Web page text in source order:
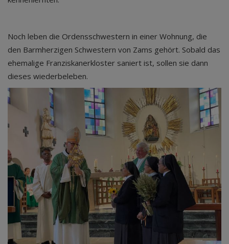
Noch leben die Ordensschwestern in einer Wohnung, die
den Barmherzigen Schwestern von Zams gehört. Sobald das
ehemalige Franziskanerkloster saniert ist, sollen sie dann
dieses wiederbeleben.